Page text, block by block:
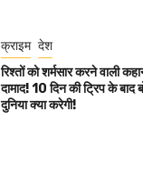
क्राइम देश
रिश्तों को शर्मसार करने वाली
दामाद! 10 दिन की ट्रिप के बाद
दुनिया क्या करेगी!